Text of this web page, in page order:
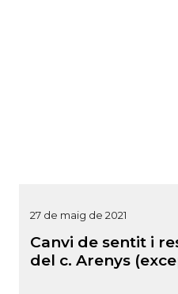
27 de maig de 2021
Canvi de sentit i
del c. Arenys